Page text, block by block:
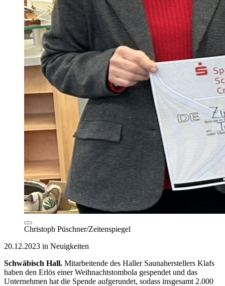
Christoph Püschner/Zeitenspiegel
20.12.2023 in Neuigkeiten
Schwäbisch Hall. Mitarbeitende des Haller Saunaherstellers Klafs
haben den Erlös einer Weihnachtstombola gespendet und das
Unternehmen hat die Spende aufgerundet, sodass insgesamt 2.000